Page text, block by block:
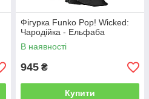
Фігурка Funko Pop! Wicked:
Чародійка - Ельфаба
В наявності
945 ₴
Купити